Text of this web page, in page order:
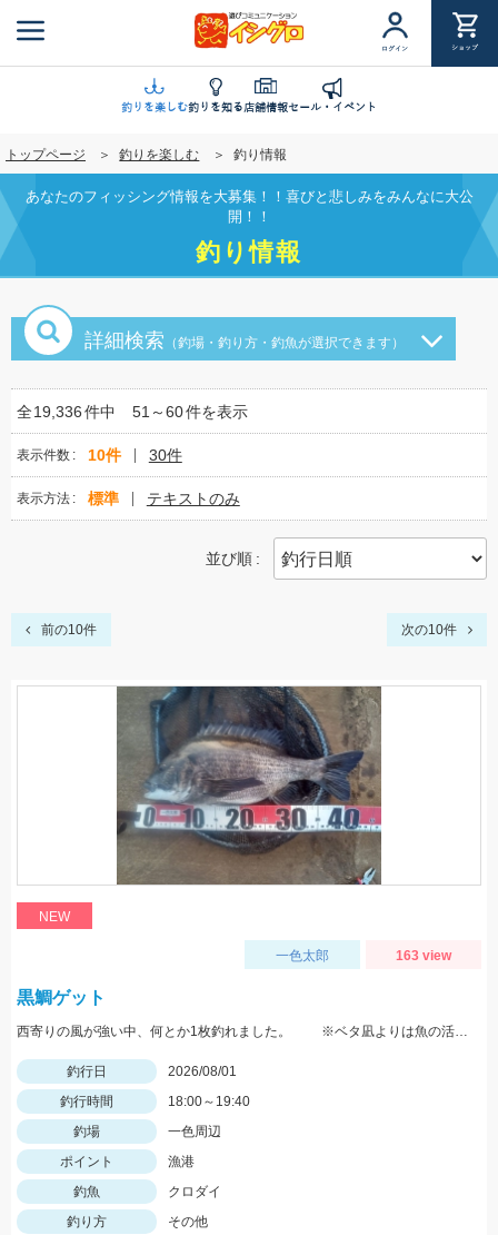
ン
に
移
動
ログイン ショップ
釣りを楽しむ釣りを知る店舗情報セール・イベント
トップページ 釣りを楽しむ 釣り情報
あなたのフィッシング情報を大募集！！喜びと悲しみをみんなに大公
開！！
釣り情報
詳細検索 （釣場・釣り方・釣魚が選択できます）
全19,336件中 51～60件を表示
表示件数 10件 30件
表示方法 標準 テキストのみ
並び順
前の10件 次の10件
NEW
一色太郎 163 view
黒鯛ゲット
西寄りの風が強い中、何とか1枚釣れました。 ※ベタ凪よりは魚の活性が高い気がします。
釣行日
2026/08/01
釣行時間
18:00～19:40
釣場
一色周辺
ポイント
漁港
釣魚
クロダイ
釣り方
その他